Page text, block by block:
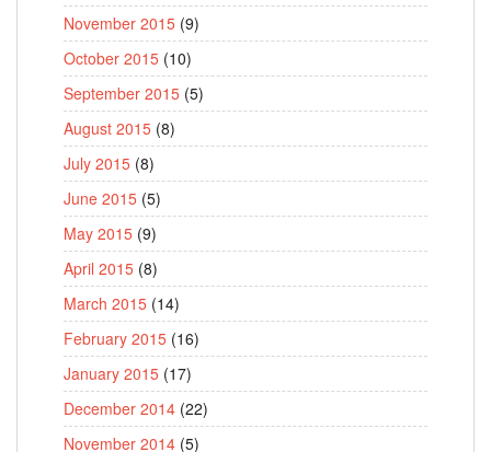
November 2015 (9)
October 2015 (10)
September 2015 (5)
August 2015 (8)
July 2015 (8)
June 2015 (5)
May 2015 (9)
April 2015 (8)
March 2015 (14)
February 2015 (16)
January 2015 (17)
December 2014 (22)
November 2014 (5)